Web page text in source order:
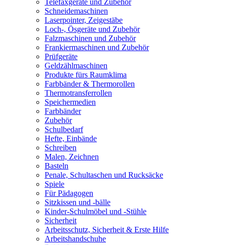
Telefaxgeräte und Zubehör
Schneidemaschinen
Laserpointer, Zeigestäbe
Loch-, Ösgeräte und Zubehör
Falzmaschinen und Zubehör
Frankiermaschinen und Zubehör
Prüfgeräte
Geldzählmaschinen
Produkte fürs Raumklima
Farbbänder & Thermorollen
Thermotransferrollen
Speichermedien
Farbbänder
Zubehör
Schulbedarf
Hefte, Einbände
Schreiben
Malen, Zeichnen
Basteln
Penale, Schultaschen und Rucksäcke
Spiele
Für Pädagogen
Sitzkissen und -bälle
Kinder-Schulmöbel und -Stühle
Sicherheit
Arbeitsschutz, Sicherheit & Erste Hilfe
Arbeitshandschuhe